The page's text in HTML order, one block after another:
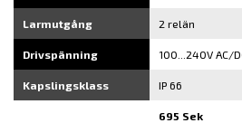
Larmutgång 2 relän
Drivspänning 100...240V AC/
Kapslingsklass IP 66
695 Sek